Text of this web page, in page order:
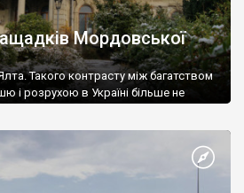
Мордовської
Такого контрасту між багатством
і розрухою в Україні більше не